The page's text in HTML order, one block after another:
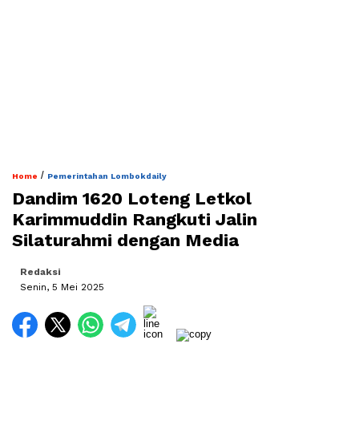
Home / Pemerintahan Lombokdaily
Dandim 1620 Loteng Letkol
Karimmuddin Rangkuti Jalin
Silaturahmi dengan Media
Redaksi
Senin, 5 Mei 2025